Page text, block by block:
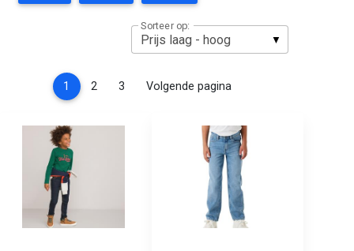
Sorteer op:
1 (current)
2 3 Volgende pagina